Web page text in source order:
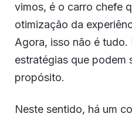
vimos, é o carro chefe
otimização da
Agora, isso não é tudo.
estratégias que podem
propósito.
Neste sentido, há um